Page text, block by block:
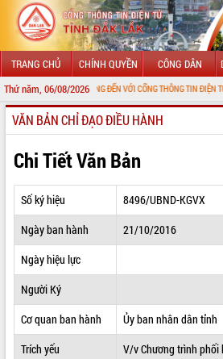
TRANG CHỦ CHÍNH QUYỀN CÔNG DÂN
Thứ năm, 06/08/2026
CHÀO MỪNG ĐẾN VỚI CỔNG THÔNG TIN ĐIỆN TỬ TỈNH ĐẮK
GIỚI THIỆU
LÃNH ĐẠO UBND TỈNH
TIN TỨC SỰ KIỆN
SỞ, BAN, NGÀNH
THÔNG TIN CHỈ ĐẠO ĐIỀU HÀNH
HỆ THỐNG VĂN BẢN
VĂN BẢN HĐND TỈNH
VĂN BẢN CHỈ ĐẠO ĐIỀU HÀNH
Chi Tiết Văn Bản
Số ký hiệu
8496/UBND-KGVX
Ngày ban hành
21/10/2016
Ngày hiệu lực
Người Ký
Cơ quan ban hành
Ủy ban nhân dân tỉnh
Trích yếu
V/v Chương trình phối